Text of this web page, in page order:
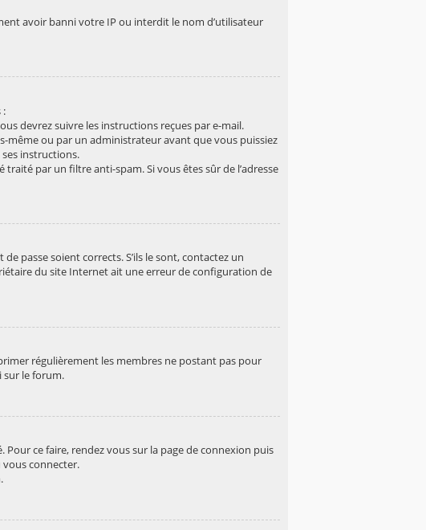
avoir banni votre IP ou interdit le nom d’utilisateur
:
devrez suivre les instructions reçues par e-mail.
même ou par un administrateur avant que vous puissiez
instructions.
traité par un filtre anti-spam. Si vous êtes sûr de l’adresse
passe soient corrects. S’ils le sont, contactez un
du site Internet ait une erreur de configuration de
régulièrement les membres ne postant pas pour
sur le forum.
ce faire, rendez vous sur la page de connexion puis
vous connecter.